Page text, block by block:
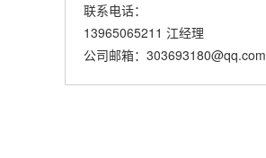
联系电话：
13965065211 江经理
公司邮箱：303693180@qq.com